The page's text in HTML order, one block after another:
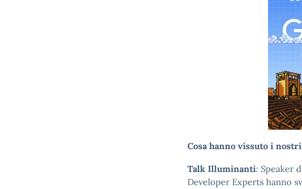
Cosa hanno vissuto i
Talk Illuminanti: Speaker
Developer Experts hanno